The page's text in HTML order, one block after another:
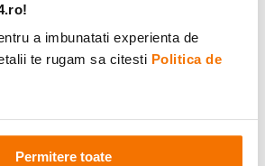
a imbunatati experienta de
te rugam sa citesti Politica de
Permitere toate